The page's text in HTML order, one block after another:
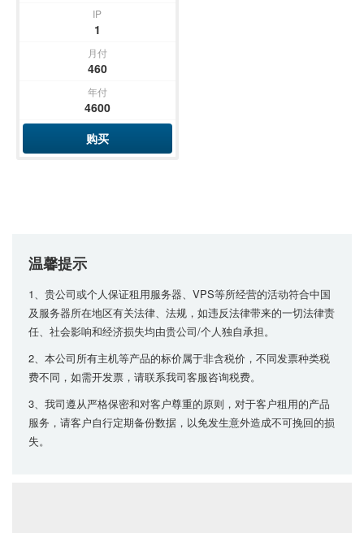
IP
1
月付
460
年付
4600
购买
温馨提示
1、贵公司或个人保证租用服务器、VPS等所经营的活动符合中国
及服务器所在地区有关法律、法规，如违反法律带来的一切法律责
任、社会影响和经济损失均由贵公司/个人独自承担。
2、本公司所有主机等产品的标价属于非含税价，不同发票种类税
费不同，如需开发票，请联系我司客服咨询税费。
3、我司遵从严格保密和对客户尊重的原则，对于客户租用的产品
服务，请客户自行定期备份数据，以免发生意外造成不可挽回的损
失。